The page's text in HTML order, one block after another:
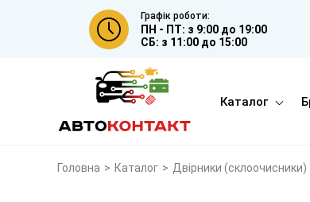
Графік роботи:
ПН - ПТ: з 9:00 до 19:00
СБ: з 11:00 до 15:00
Каталог
Головна > Каталог > Двірники (склоочисники)